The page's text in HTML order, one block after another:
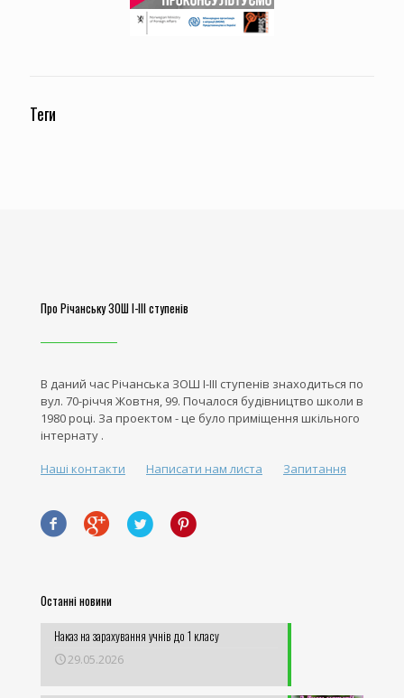
Теги
Про Річанську ЗОШ І-ІІІ ступенів
В даний час Річанська ЗОШ І-ІІІ ступенів знаходиться по
вул. 70-річчя Жовтня, 99. Почалося будівництво школи в
1980 році. За проектом - це було приміщення шкільного
інтернату .
Наші контакти Написати нам листа Запитання
Останні новини
Наказ на зарахування учнів до 1 класу
29.05.2026